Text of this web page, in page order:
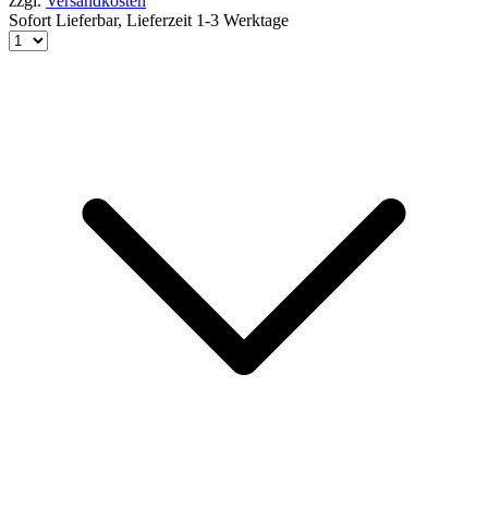
Sofort Lieferbar, Lieferzeit 1-3 Werktage